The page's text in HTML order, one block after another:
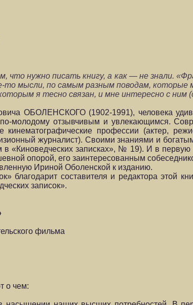
что нужно писать книгу, а как — не знали.
то мысли, по самым разным поводам,
я тесно связан, и мне инте­ресно с ним
ОБОЛЕНСКОГО (1902-1991), человека
молодому отзывчивым и увлекающимся.
профессии (актер,
журналист). Своими знаниями и
в «Киноведческих записках», № 19). И в
опорой, его заинтересованным
Ириной Оболенской к изданию.
благодарит составителя и редактора этой
записок».
фильма
о чем: